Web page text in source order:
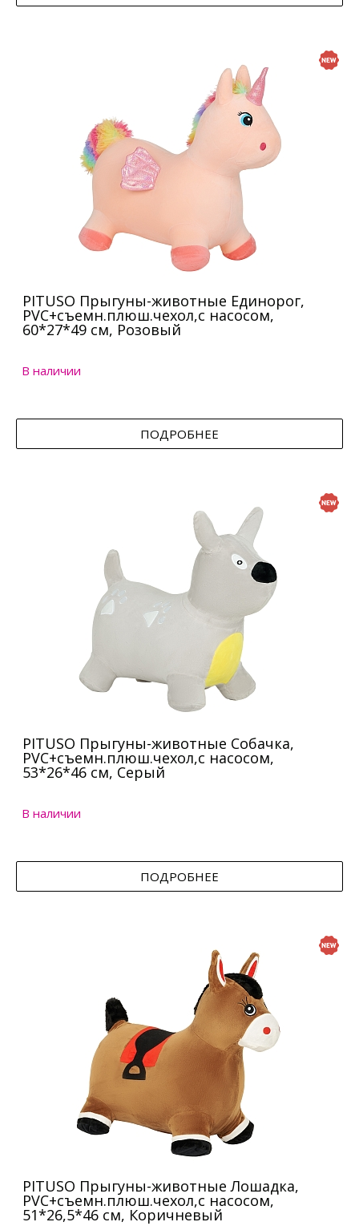
PITUSO Прыгуны-животные Единорог,
PVC+съемн.плюш.чехол,с насосом,
60*27*49 см, Розовый
В наличии
ПОДРОБНЕЕ
PITUSO Прыгуны-животные Собачка,
PVC+съемн.плюш.чехол,с насосом,
53*26*46 см, Серый
В наличии
ПОДРОБНЕЕ
PITUSO Прыгуны-животные Лошадка,
PVC+съемн.плюш.чехол,с насосом,
51*26,5*46 см, Коричневый